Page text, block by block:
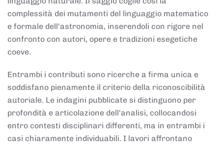
complessità dei mutamenti del linguaggio matematico
e formale dell'astronomia, inserendoli con rigore nel
confronto con autori, opere e tradizioni esegetiche
coeve.
Entrambi i contributi sono ricerche a firma unica e
soddisfano pienamente il criterio della riconoscibilità
autoriale. Le indagini pubblicate si distinguono per
profondità e articolazione dell'analisi, collocandosi
entro contesti disciplinari differenti, ma in entrambi i
casi chiaramente individuabili. I lavori affrontano